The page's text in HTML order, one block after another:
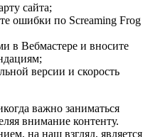
сайта;
ошибки по Screaming Frog
в Вебмастере и вносите
версии и скорость
важно заниматься
внимание контенту.
на наш взгляд, является